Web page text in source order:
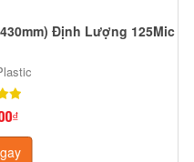
Định Lượng 125Mic